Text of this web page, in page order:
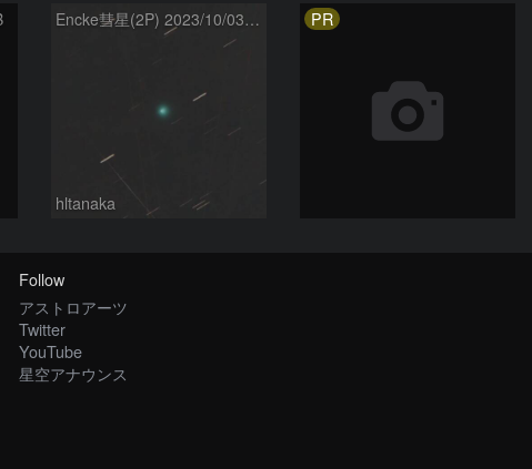
Encke彗星(2P) 2023/10/03 しし座
hltanaka
PR
Follow
アストロアーツ
Twitter
YouTube
星空アナウンス